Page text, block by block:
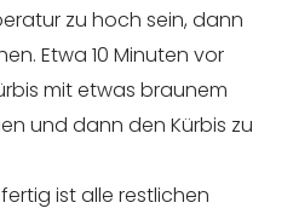
zu hoch sein, dann
Etwa 10 Minuten vor
mit etwas braunem
und dann den Kürbis zu
ist alle restlichen